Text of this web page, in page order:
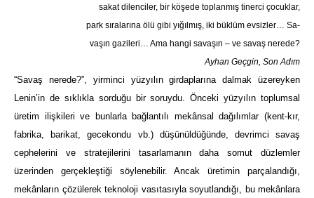
sakat dilenciler, bir köşede toplanmış tinerci çocuklar,
park sıralarına ölü gibi yığılmış, iki büklüm evsizler… Sa-
vaşın gazileri… Ama hangi savaşın – ve savaş nerede?
Ayhan Geçgin, Son Adım
“Savaş nerede?”, yirminci yüzyılın girdaplarına dalmak üzereyken
Lenin’in de sıklıkla sorduğu bir soruydu. Önceki yüzyılın toplumsal
üretim ilişkileri ve bunlarla bağlantılı mekânsal dağılımlar (kent-kır,
fabrika, barikat, gecekondu vb.) düşünüldüğünde, devrimci savaş
cephelerini ve stratejilerini tasarlamanın daha somut düzlemler
üzerinden gerçekleştiği söylenebilir. Ancak üretimin parçalandığı,
mekânların çözülerek teknoloji vasıtasıyla soyutlandığı, bu mekânlara